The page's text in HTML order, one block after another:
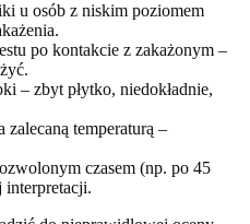
u osób z niskim poziomem
po kontakcie z zakażonym –
– zbyt płytko, niedokładnie,
zalecaną temperaturą –
czasem (np. po 45
interpretacji.